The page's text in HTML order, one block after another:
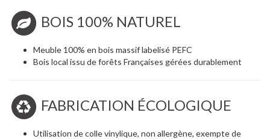
BOIS 100% NATUREL
Meuble 100% en bois massif labelisé PEFC
Bois local issu de forêts Françaises gérées durablement
FABRICATION ÉCOLOGIQUE
Utilisation de colle vinylique, non allergène, exempte de